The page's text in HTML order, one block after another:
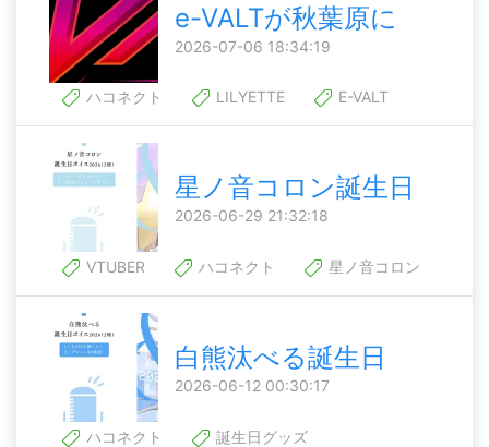
e-VALTが秋葉原に
2026-07-06 18:34:19
ハコネクト LILYETTE E-VALT
星ノ音コロン誕生日
2026-06-29 21:32:18
VTUBER ハコネクト 星ノ音コロン
白熊汰べる誕生日
2026-06-12 00:30:17
ハコネクト
誕生日グッズ